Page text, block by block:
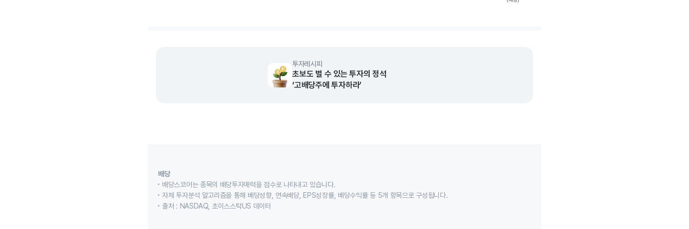
투자레시피
초보도 벌 수 있는 투자의 정석
‘고배당주에 투자하라’
배당
배당스코어는 종목의 배당투자매력을 점수로 나타내고 있습니다.
자체 투자분석 알고리즘을 통해 배당성향, 연속배당, EPS성장률, 배당수익률 등 5개 항목으로 구성됩니다.
출처 : NASDAQ, 초이스스탁US 데이터